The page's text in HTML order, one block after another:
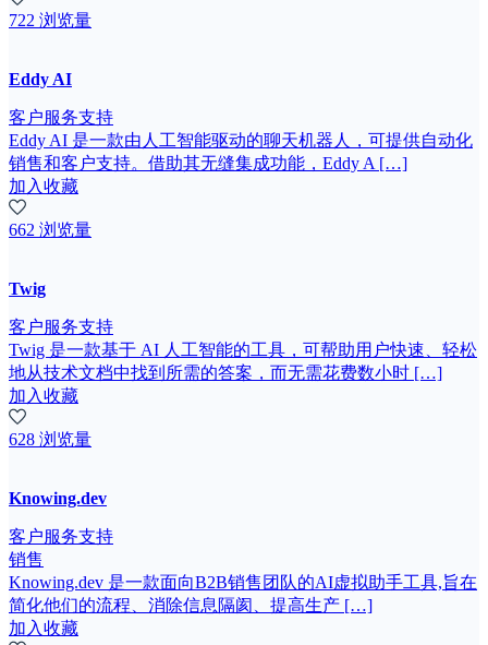
722 浏览量
Eddy AI
客户服务支持
Eddy AI 是一款由人工智能驱动的聊天机器人，可提供自动化
销售和客户支持。借助其无缝集成功能，Eddy A […]
加入收藏
662 浏览量
Twig
客户服务支持
Twig 是一款基于 AI 人工智能的工具，可帮助用户快速、轻松
地从技术文档中找到所需的答案，而无需花费数小时 […]
加入收藏
628 浏览量
Knowing.dev
客户服务支持
销售
Knowing.dev 是一款面向B2B销售团队的AI虚拟助手工具,旨在
简化他们的流程、消除信息隔阂、提高生产 […]
加入收藏